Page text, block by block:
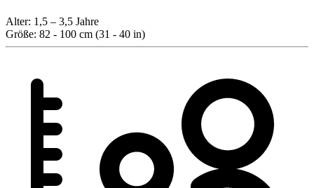
Alter: 1,5 – 3,5 Jahre
Größe: 82 - 100 cm (31 - 40 in)